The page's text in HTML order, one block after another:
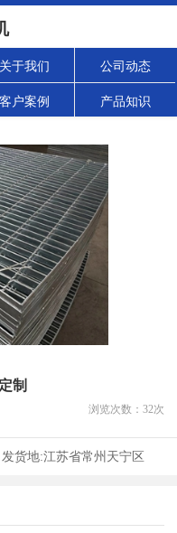
关于我们 公司动态
客户案例 产品知识
制
浏览次数： 32次
发货地:江苏省常州天宁区